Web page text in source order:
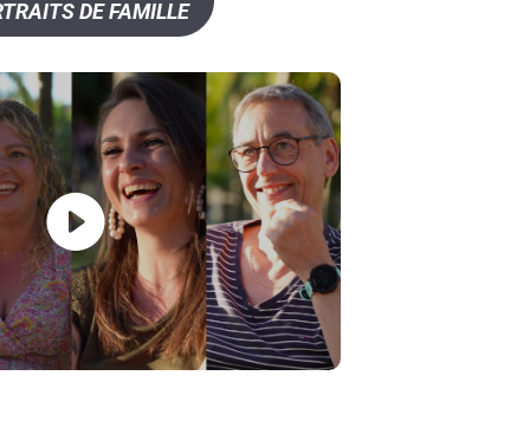
DE FAMILLE